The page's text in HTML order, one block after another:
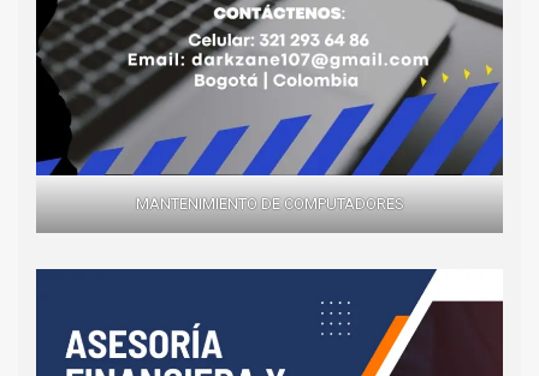
MANTENIMIENTO DE COMPUTADORES